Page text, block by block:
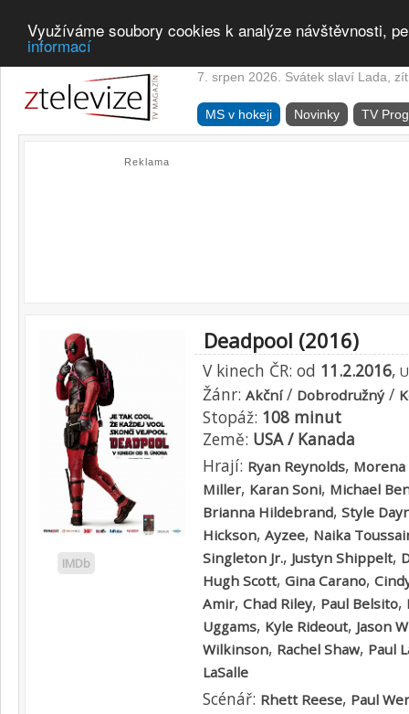
Využíváme soubory cookies k analýze návštěvnosti,
informací
7. srpen 2026. Svátek slaví Lada,
MS v hokeji Novinky TV
Reklama
IMDb
Deadpool (2016)
V kinech ČR: od 11.2.2016,
Žánr: Akční/ Dobrodružný/
Stopáž: 108 minut
Země: USA / Kanada
Hrají: Ryan Reynolds, Morena
Miller, Karan Soni, Michael
Brianna Hildebrand, Style
Hickson, Ayzee, Naika
Singleton Jr., Justyn Shippelt,
Hugh Scott, Gina Carano,
Amir, Chad Riley, Paul Belsito,
Uggams, Kyle Rideout, Jason
Wilkinson, Rachel Shaw, Paul
LaSalle
Scénář: Rhett Reese, Paul